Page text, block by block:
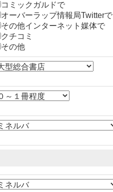
コミックガルドで
オーバーラップ情報局Twitterで
その他インターネット媒体で
クチコミ
その他